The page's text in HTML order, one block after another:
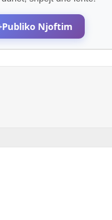
Publiko Njoftim